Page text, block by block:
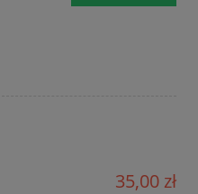
35,00 zł